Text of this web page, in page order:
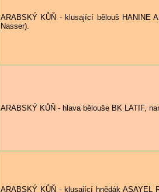
ARABSKÝ KŮŇ - klusající bělouš HANINE
Nasser).
ARABSKÝ KŮŇ - hlava bělouše BK LATIF,
ARABSKÝ KŮŇ - klusající hnědák ASAYEL